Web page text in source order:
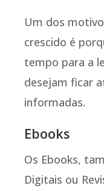
Um dos
crescido é
tempo para a
desejam ficar
informadas.
Ebooks
Os Ebooks,
Digitais ou